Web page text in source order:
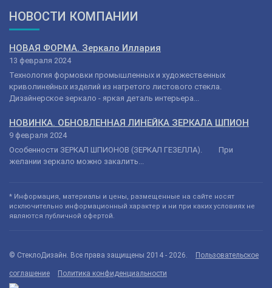
НОВОСТИ КОМПАНИИ
НОВАЯ ФОРМА. Зеркало Иллария
13 февраля 2024
Технология формовки промышленных и художественных
криволинейных изделий из нагретого листового стекла.
Дизайнерское зеркало - яркая деталь интерьера...
НОВИНКА. ОБНОВЛЕННАЯ ЛИНЕЙКА ЗЕРКАЛА ШПИОН
9 февраля 2024
Особенности ЗЕРКАЛ ШПИОНОВ (ЗЕРКАЛ ГЕЗЕЛЛА). При
желании зеркало можно закалить...
* Информация, материалы и цены, размещенные на сайте носят
исключительно информационный характер и ни при каких условиях не
являются публичной офертой.
© СтеклоДизайн. Все права защищены 2014 - 2026. Пользовательское
соглашение Политика конфиденциальности